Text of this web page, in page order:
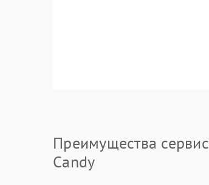
Преимущества
Candy